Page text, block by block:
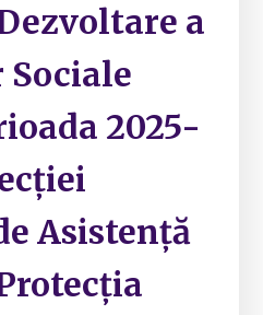
a
2025-
Asistență